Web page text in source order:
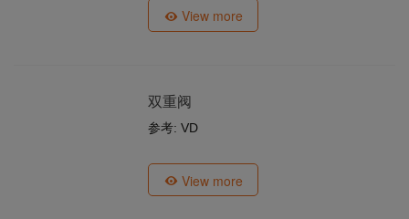
View more
双重阀
参考: VD
View more